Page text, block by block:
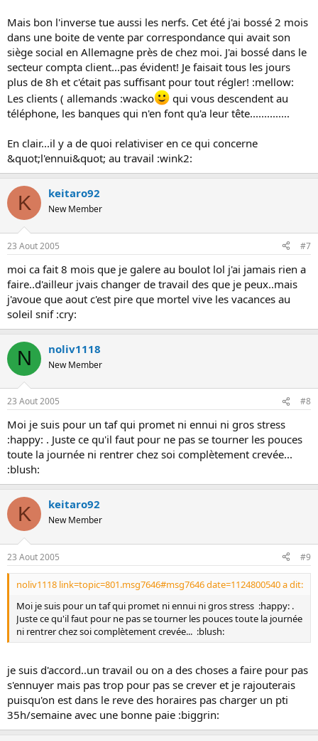
Mais bon l'inverse tue aussi les nerfs. Cet été j'ai bossé 2 mois
dans une boite de vente par correspondance qui avait son
siège social en Allemagne près de chez moi. J'ai bossé dans le
secteur compta client...pas évident! Je faisait tous les jours
plus de 8h et c'était pas suffisant pour tout régler! :mellow:
Les clients ( allemands :wacko
qui vous descendent au
téléphone, les banques qui n'en font qu'a leur tête..............
En clair...il y a de quoi relativiser en ce qui concerne
&quot;l'ennui&quot; au travail :wink2:
K keitaro92
New Member
23 Aout 2005 #7
moi ca fait 8 mois que je galere au boulot lol j'ai jamais rien a
faire..d'ailleur jvais changer de travail des que je peux..mais
j'avoue que aout c'est pire que mortel vive les vacances au
soleil snif :cry:
N noliv1118
New Member
23 Aout 2005 #8
Moi je suis pour un taf qui promet ni ennui ni gros stress
:happy: . Juste ce qu'il faut pour ne pas se tourner les pouces
toute la journée ni rentrer chez soi complètement crevée...
:blush:
K keitaro92
New Member
23 Aout 2005 #9
noliv1118 link=topic=801.msg7646#msg7646 date=1124800540 a dit:
Moi je suis pour un taf qui promet ni ennui ni gros stress :happy: .
Juste ce qu'il faut pour ne pas se tourner les pouces toute la journée
ni rentrer chez soi complètement crevée... :blush:
je suis d'accord..un travail ou on a des choses a faire pour pas
s'ennuyer mais pas trop pour pas se crever et je rajouterais
puisqu'on est dans le reve des horaires pas charger un pti
35h/semaine avec une bonne paie :biggrin: